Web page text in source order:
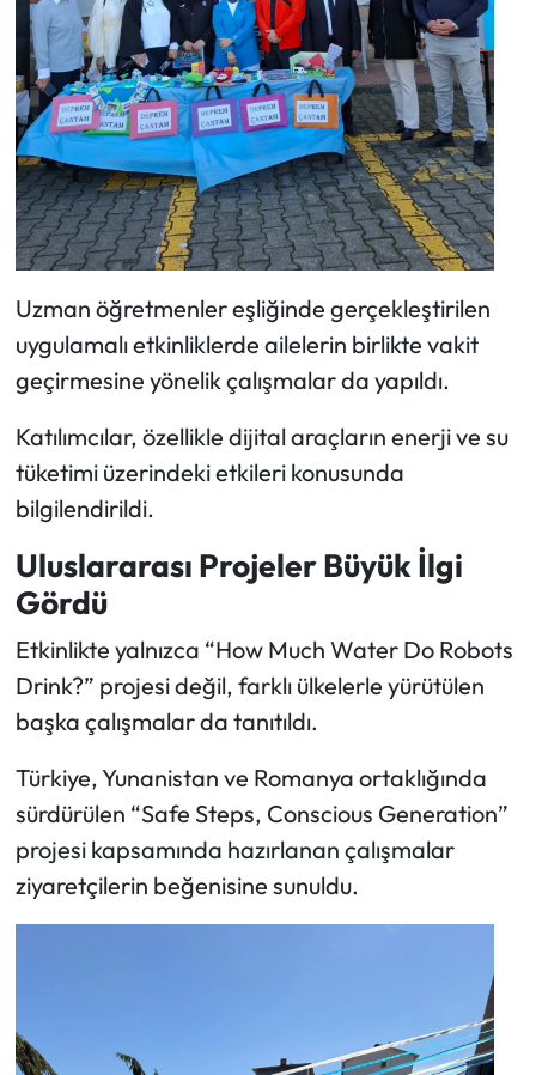
Uzman öğretmenler eşliğinde gerçekleştirilen
uygulamalı etkinliklerde ailelerin birlikte vakit
geçirmesine yönelik çalışmalar da yapıldı.
Katılımcılar, özellikle dijital araçların enerji ve su
tüketimi üzerindeki etkileri konusunda
bilgilendirildi.
Uluslararası Projeler Büyük İlgi
Gördü
Etkinlikte yalnızca “How Much Water Do Robots
Drink?” projesi değil, farklı ülkelerle yürütülen
başka çalışmalar da tanıtıldı.
Türkiye, Yunanistan ve Romanya ortaklığında
sürdürülen “Safe Steps, Conscious Generation”
projesi kapsamında hazırlanan çalışmalar
ziyaretçilerin beğenisine sunuldu.